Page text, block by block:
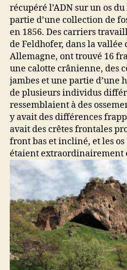
récupéré l’ADN sur un os du
partie d’une collection de
en 1856. Des carriers
de Feldhofer, dans la vallée
Allemagne, ont trouvé 16
une calotte crânienne, des
jambes et une partie d’une
de plusieurs individus
ressemblaient à des
y avait des différences
avait des crêtes frontales
front bas et incliné, et les os
étaient extraordinairement